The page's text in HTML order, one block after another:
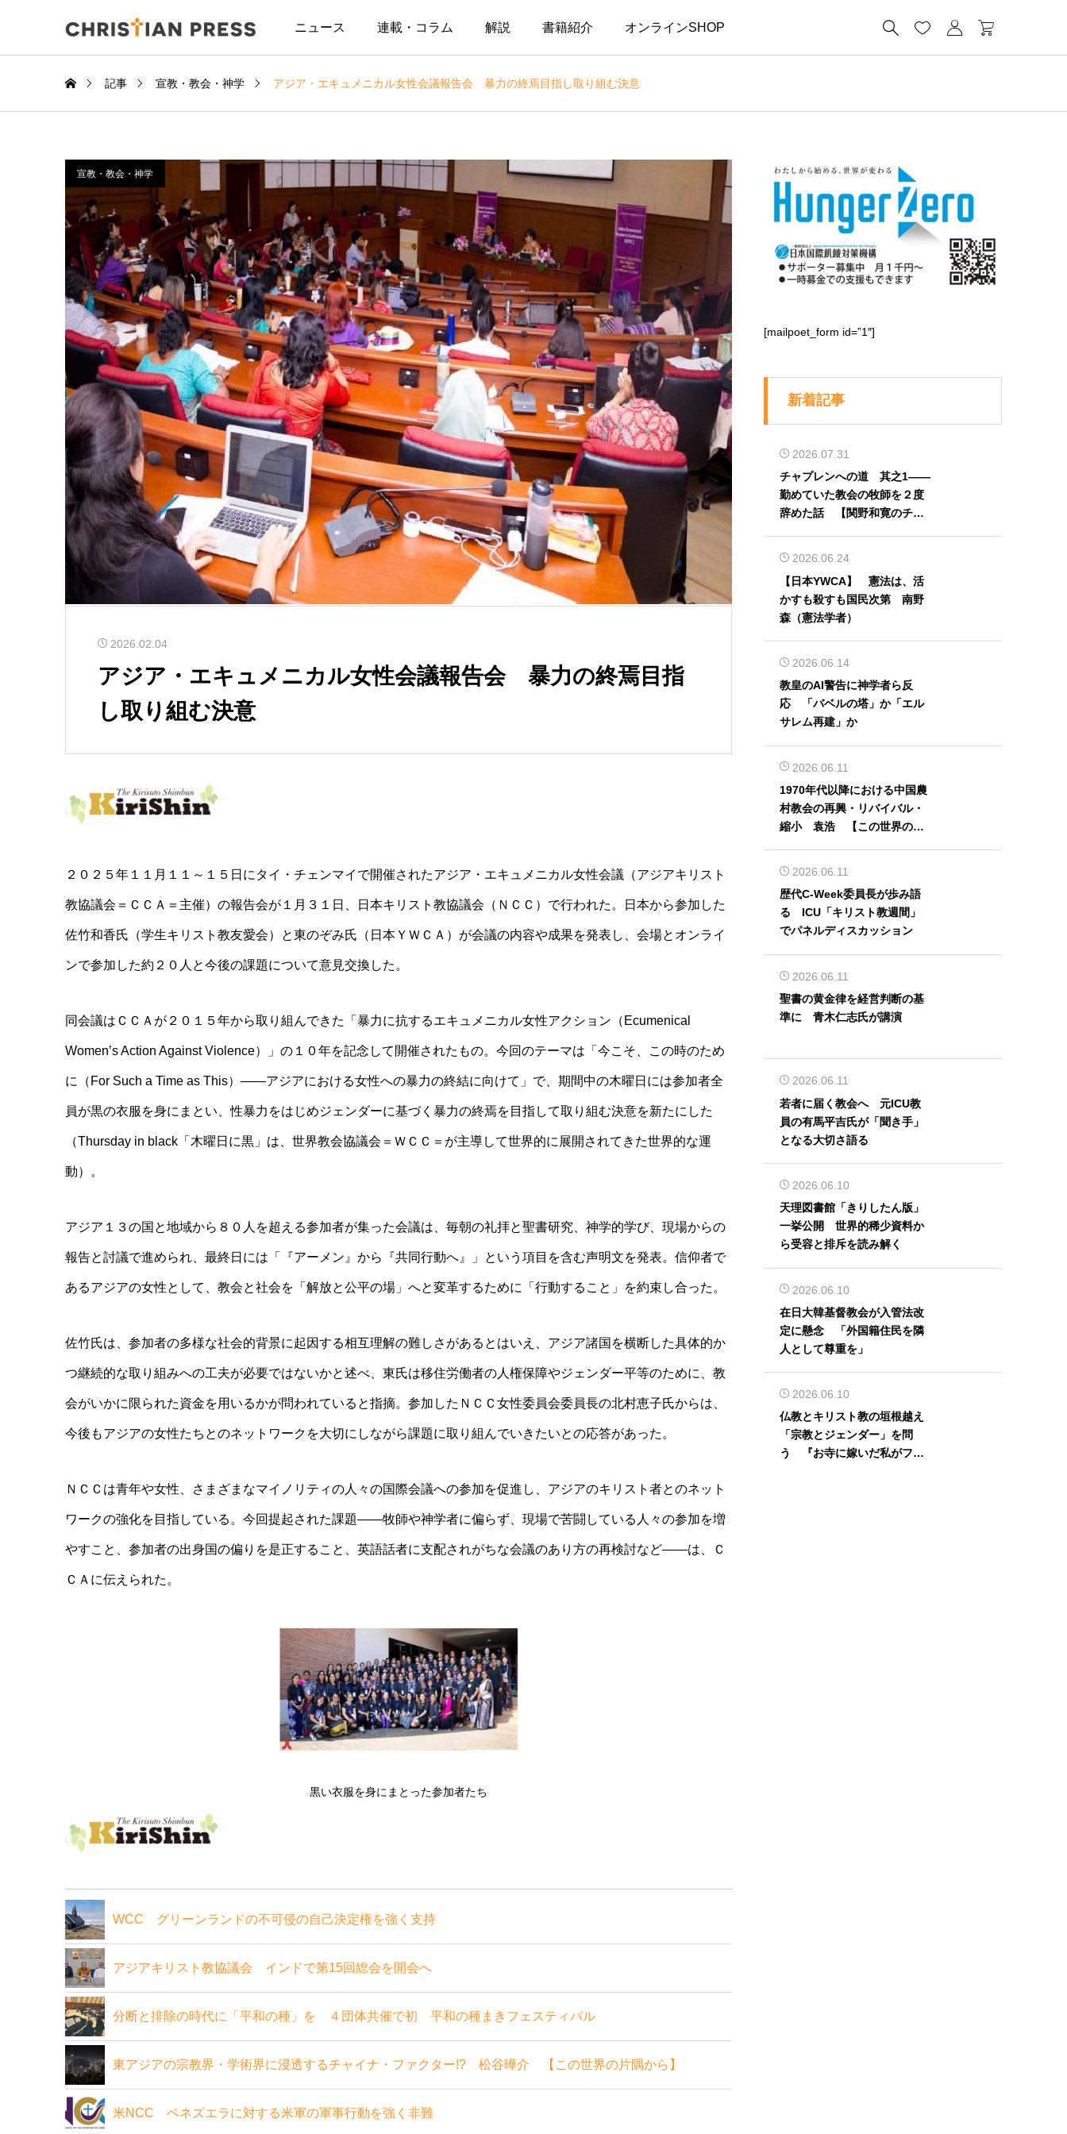
ニュース 連載・コラム 解説 書籍紹介 オンラインSHOP    
記事 宣教・教会・神学 アジア・エキュメニカル女性会議報告会 暴力の終焉目指し取り組む決意
宣教・教会・神学
2026.02.04
アジア・エキュメニカル女性会議報告会 暴力の終焉目指
し取り組む決意
２０２５年１１月１１～１５日にタイ・チェンマイで開催されたアジア・エキュメニカル女性会議（アジアキリスト
教協議会＝ＣＣＡ＝主催）の報告会が１月３１日、日本キリスト教協議会（ＮＣＣ）で行われた。日本から参加した
佐竹和香氏（学生キリスト教友愛会）と東のぞみ氏（日本ＹＷＣＡ）が会議の内容や成果を発表し、会場とオンライ
ンで参加した約２０人と今後の課題について意見交換した。
同会議はＣＣＡが２０１５年から取り組んできた「暴力に抗するエキュメニカル女性アクション（Ecumenical
Women’s Action Against Violence）」の１０年を記念して開催されたもの。今回のテーマは「今こそ、この時のため
に（For Such a Time as This）――アジアにおける女性への暴力の終結に向けて」で、期間中の木曜日には参加者全
員が黒の衣服を身にまとい、性暴力をはじめジェンダーに基づく暴力の終焉を目指して取り組む決意を新たにした
（Thursday in black「木曜日に黒」は、世界教会協議会＝ＷＣＣ＝が主導して世界的に展開されてきた世界的な運
動）。
アジア１３の国と地域から８０人を超える参加者が集った会議は、毎朝の礼拝と聖書研究、神学的学び、現場からの
報告と討議で進められ、最終日には「『アーメン』から『共同行動へ』」という項目を含む声明文を発表。信仰者で
あるアジアの女性として、教会と社会を「解放と公平の場」へと変革するために「行動すること」を約束し合った。
佐竹氏は、参加者の多様な社会的背景に起因する相互理解の難しさがあるとはいえ、アジア諸国を横断した具体的か
つ継続的な取り組みへの工夫が必要ではないかと述べ、東氏は移住労働者の人権保障やジェンダー平等のために、教
会がいかに限られた資金を用いるかが問われていると指摘。参加したＮＣＣ女性委員会委員長の北村恵子氏からは、
今後もアジアの女性たちとのネットワークを大切にしながら課題に取り組んでいきたいとの応答があった。
ＮＣＣは青年や女性、さまざまなマイノリティの人々の国際会議への参加を促進し、アジアのキリスト者とのネット
ワークの強化を目指している。今回提起された課題――牧師や神学者に偏らず、現場で苦闘している人々の参加を増
やすこと、参加者の出身国の偏りを是正すること、英語話者に支配されがちな会議のあり方の再検討など――は、Ｃ
ＣＡに伝えられた。
黒い衣服を身にまとった参加者たち
WCC グリーンランドの不可侵の自己決定権を強く支持
アジアキリスト教協議会 インドで第15回総会を開会へ
分断と排除の時代に「平和の種」を ４団体共催で初 平和の種まきフェスティバル
東アジアの宗教界・学術界に浸透するチャイナ・ファクター!? 松谷曄介 【この世界の片隅から】
米NCC ベネズエラに対する米軍の軍事行動を強く非難
[mailpoet_form id=”1″]
新着記事
2026.07.31
チャプレンへの道 其之1――
勤めていた教会の牧師を２度
辞めた話 【関野和寛のチャ
2026.06.24
【日本YWCA】 憲法は、活
かすも殺すも国民次第 南野
森（憲法学者）
2026.06.14
教皇のAI警告に神学者ら反
応 「バベルの塔」か「エル
サレム再建」か
2026.06.11
1970年代以降における中国農
村教会の再興・リバイバル・
縮小 袁浩 【この世界の片
2026.06.11
歴代C-Week委員長が歩み語
る ICU「キリスト教週間」
でパネルディスカッション
2026.06.11
聖書の黄金律を経営判断の基
準に 青木仁志氏が講演
2026.06.11
若者に届く教会へ 元ICU教
員の有馬平吉氏が「聞き手」
となる大切さ語る
2026.06.10
天理図書館「きりしたん版」
一挙公開 世界的稀少資料か
ら受容と排斥を読み解く
2026.06.10
在日大韓基督教会が入管法改
定に懸念 「外国籍住民を隣
人として尊重を」
2026.06.10
仏教とキリスト教の垣根越え
「宗教とジェンダー」を問
う 『お寺に嫁いだ私がフェ